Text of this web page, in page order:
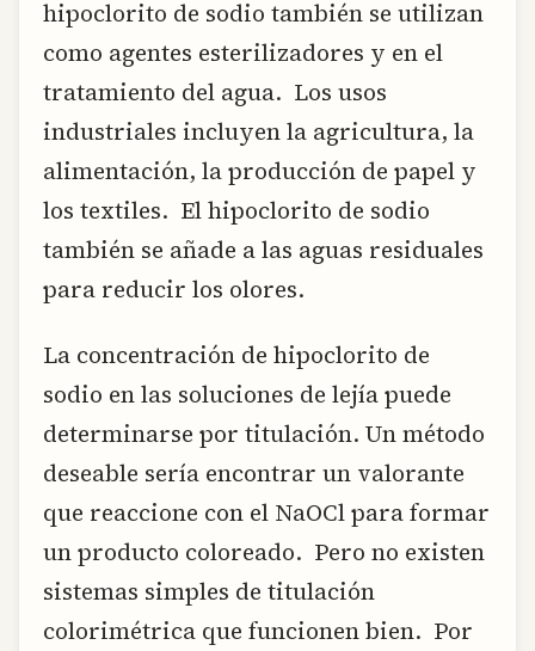
hipoclorito de sodio también se utilizan
como agentes esterilizadores y en el
tratamiento del agua. Los usos
industriales incluyen la agricultura, la
alimentación, la producción de papel y
los textiles. El hipoclorito de sodio
también se añade a las aguas residuales
para reducir los olores.
La concentración de hipoclorito de
sodio en las soluciones de lejía puede
determinarse por titulación. Un método
deseable sería encontrar un valorante
que reaccione con el NaOCl para formar
un producto coloreado. Pero no existen
sistemas simples de titulación
colorimétrica que funcionen bien. Por